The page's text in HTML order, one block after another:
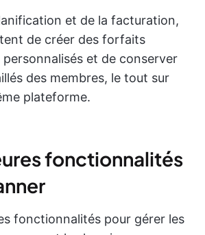
et de la facturation,
de créer des forfaits
et de conserver
des membres, le tout sur
plateforme.
fonctionnalités
fonctionnalités pour gérer les